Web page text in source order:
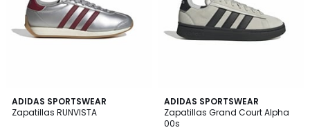
ADIDAS SPORTSWEAR
Zapatillas RUNVISTA
4,4
/ 5
2
Colores
ADIDAS SPORTSWEAR
Zapatillas Grand Court Alpha
00s
4,9
/ 5
3
Colores